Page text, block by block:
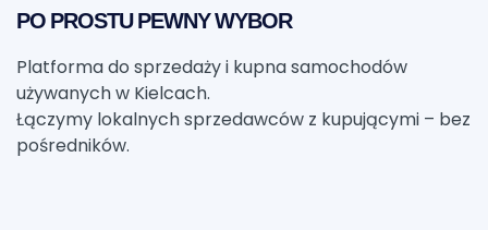
PO PROSTU PEWNY WYBOR
Platforma do sprzedaży i kupna samochodów
używanych w Kielcach.
Łączymy lokalnych sprzedawców z kupującymi – bez
pośredników.